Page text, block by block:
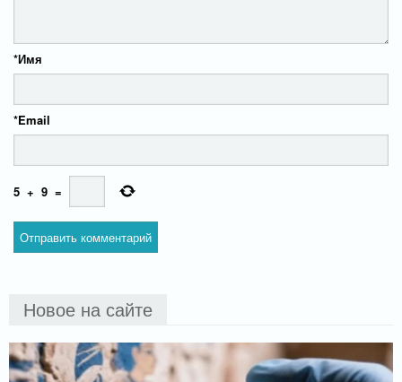
Имя
*
Email
*
5 + 9 =
Новое на сайте